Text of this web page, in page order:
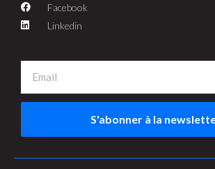
Facebook
Linkedin
S'abonner à la